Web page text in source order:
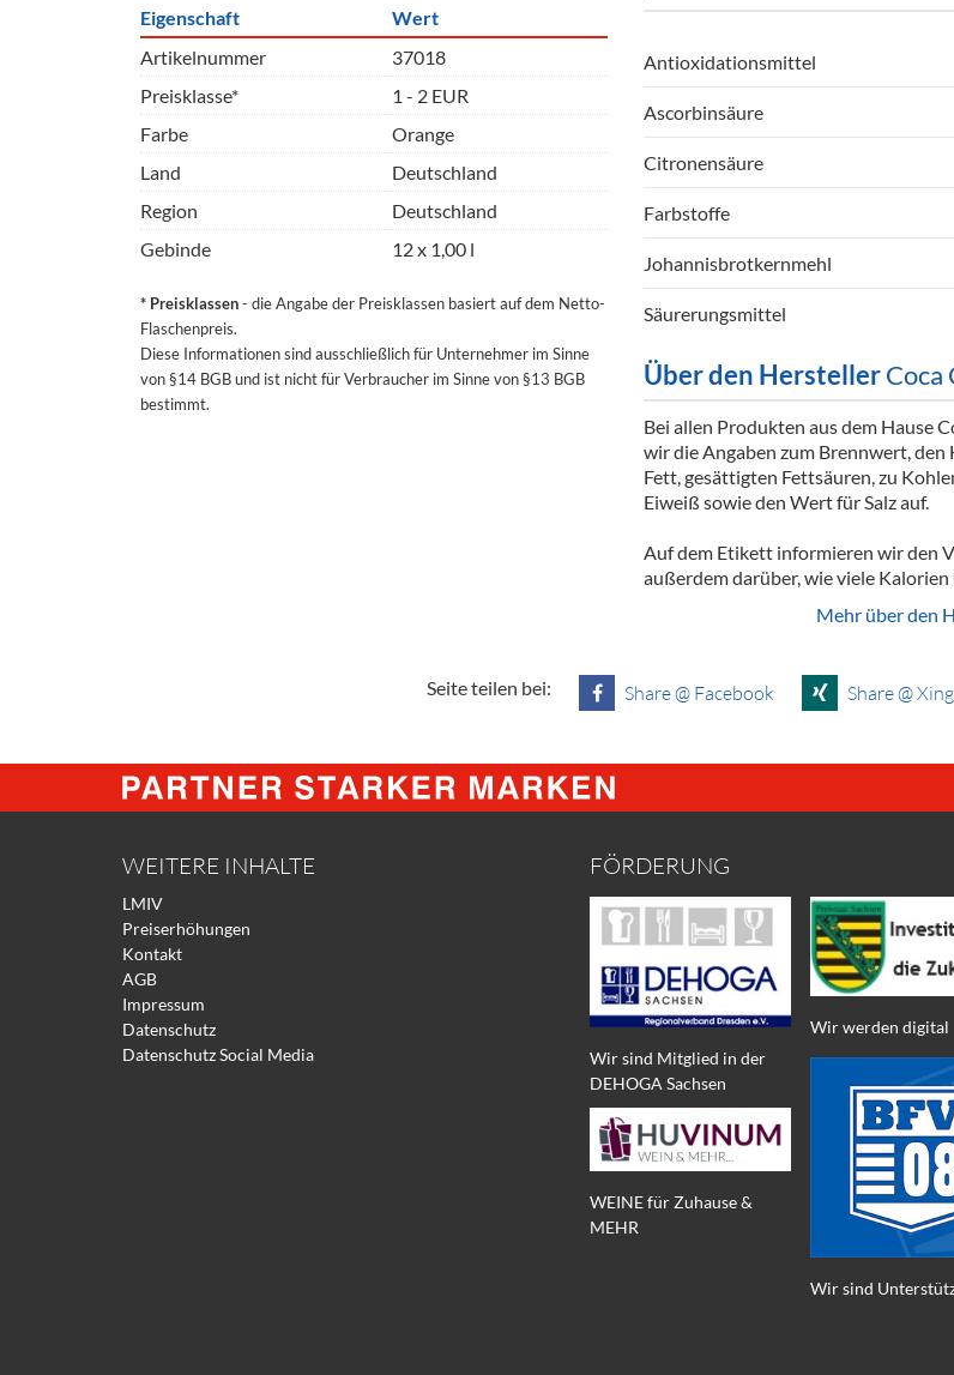
Eigenschaft
Wert
Artikelnummer
37018
Preisklasse*
1 - 2 EUR
Farbe
Orange
Land
Deutschland
Region
Deutschland
Gebinde
12 x 1,00 l
* Preisklassen- die Angabe der Preisklassen basiert auf dem Netto-
Flaschenpreis.
Diese Informationen sind ausschließlich für Unternehmer im Sinne
von §14 BGB und ist nicht für Verbraucher im Sinne von §13 BGB
bestimmt.
Antioxidationsmittel
Ascorbinsäure
Citronensäure
Farbstoffe
Johannisbrotkernmehl
Säurerungsmittel
Über den HerstellerCoca
Bei allen Produkten aus dem Hause
wir die Angaben zum Brennwert,
Fett, gesättigten Fettsäuren, zu
Eiweiß sowie den Wert für Salz auf.
Auf dem Etikett informieren wir den
außerdem darüber, wie viele Kalorien
Mehr über den
Seite teilen bei: Share @ Facebook Share @ Xing
WEITERE INHALTE
LMIV
Preiserhöhungen
Kontakt
AGB
Impressum
Datenschutz
Datenschutz Social Media
FÖRDERUNG
Wir sind Mitglied in der
DEHOGA Sachsen
WEINE für Zuhause &
MEHR
Wir werden digital
Wir sind